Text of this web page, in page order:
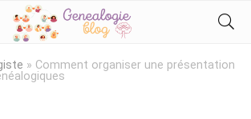
» Comment organiser une présentation